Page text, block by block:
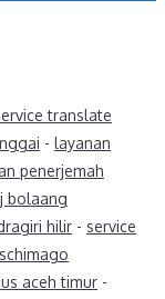
translate
- layanan
penerjemah
bolaang
hilir - service
aceh timur -